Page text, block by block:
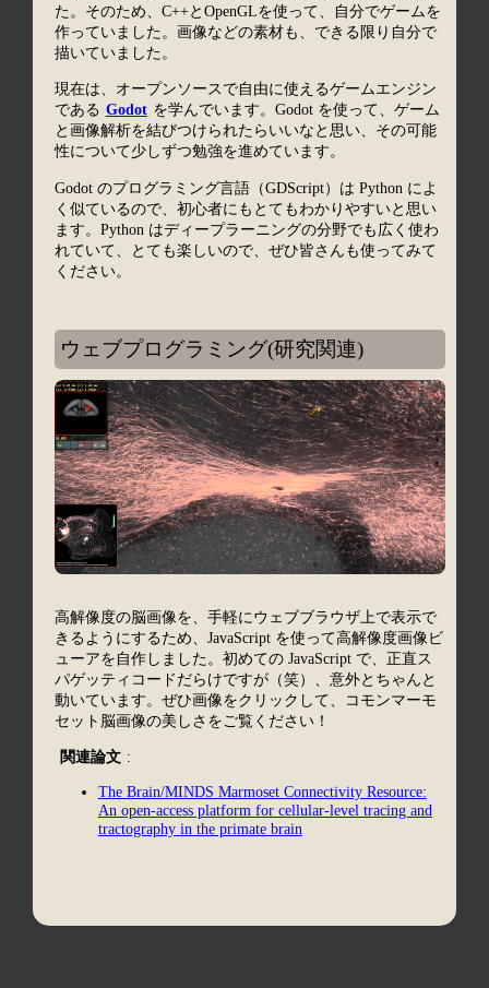
た。そのため、C++とOpenGLを使って、自分でゲームを
作っていました。画像などの素材も、できる限り自分で
描いていました。
現在は、オープンソースで自由に使えるゲームエンジン
である Godot を学んでいます。Godot を使って、ゲーム
と画像解析を結びつけられたらいいなと思い、その可能
性について少しずつ勉強を進めています。
Godot のプログラミング言語（GDScript）は Python によ
く似ているので、初心者にもとてもわかりやすいと思い
ます。Python はディープラーニングの分野でも広く使わ
れていて、とても楽しいので、ぜひ皆さんも使ってみて
ください。
ウェブプログラミング(研究関連)
高解像度の脳画像を、手軽にウェブブラウザ上で表示で
きるようにするため、JavaScript を使って高解像度画像ビ
ューアを自作しました。初めての JavaScript で、正直ス
パゲッティコードだらけですが（笑）、意外とちゃんと
動いています。ぜひ画像をクリックして、コモンマーモ
セット脳画像の美しさをご覧ください！
関連論文 :
The Brain/MINDS Marmoset Connectivity Resource:
An open-access platform for cellular-level tracing and
tractography in the primate brain